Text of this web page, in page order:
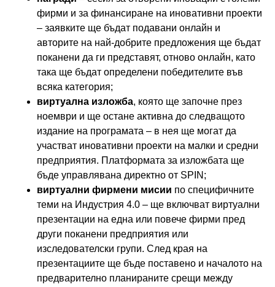
фирми и за финансиране на иновативни проекти
– заявките ще бъдат подавани онлайн и
авторите на най-добрите предложения ще бъдат
поканени да ги представят, отново онлайн, като
така ще бъдат определени победителите във
всяка категория;
виртуална изложба, която ще започне през
ноември и ще остане активна до следващото
издание на програмата – в нея ще могат да
участват иновативни проекти на малки и средни
предприятия. Платформата за изложбата ще
бъде управлявана директно от SPIN;
виртуални фирмени мисии по специфичните
теми на Индустрия 4.0 – ще включват виртуални
презентации на една или повече фирми пред
други поканени предприятия или
изследователски групи. След края на
презентациите ще бъде поставено и началото на
предварително планираните срещи между